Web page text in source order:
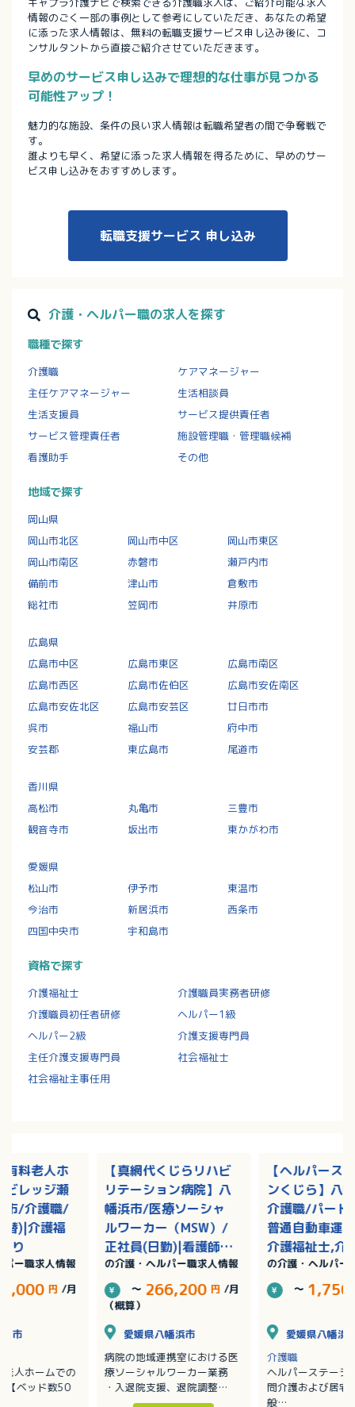
情報のごく一部の事例として参考にしていただき、あなたの希望
に添った求人情報は、無料の転職支援サービス申し込み後に、コ
ンサルタントから直接ご紹介させていただきます。
早めのサービス申し込みで理想的な仕事が見つかる
可能性アップ！
魅力的な施設、条件の良い求人情報は転職希望者の間で争奪戦で
す。
誰よりも早く、希望に添った求人情報を得るために、早めのサー
ビス申し込みをおすすめします。
転職支援サービス 申し込み
介護・ヘルパー職の求人を探す
職種で探す
介護職
ケアマネージャー
主任ケアマネージャー
生活相談員
生活支援員
サービス提供責任者
サービス管理責任者
施設管理職・管理職候補
看護助手
その他
地域で探す
岡山県
岡山市北区
岡山市中区
岡山市東区
岡山市南区
赤磐市
瀬戸内市
備前市
津山市
倉敷市
総社市
笠岡市 井原市
広島県
広島市中区
広島市東区
広島市南区
広島市西区
広島市佐伯区
広島市安佐南区
広島市安佐北区
広島市安芸区
廿日市市
呉市
福山市
府中市
安芸郡
東広島市 尾道市
香川県
高松市
丸亀市
三豊市
観音寺市
坂出市 東かがわ市
愛媛県
松山市
伊予市
東温市
今治市
新居浜市
西条市
四国中央市
宇和島市
資格で探す
介護福祉士
介護職員実務者研修
介護職員初任者研修
ヘルパー1級
ヘルパー2級
介護支援専門員
主任介護支援専門員
社会福祉士
社会福祉主事任用
【真網代くじらリハビ
リテーション病院】八
幡浜市/医療ソーシャ
ルワーカー（MSW）/
正社員(日勤)|看護師,
社会福祉士/賞与あり
の介護・ヘルパー職求人情報
～ 266,200 円 /月
（概算）
愛媛県八幡浜市
病院の地域連携室における医
療ソーシャルワーカー業務
・入退院支援、退院調整
・入退院に関する相談業務
【ヘルパース
ンくじら】八
介護職/パート
普通自動車運
介護福祉士,介
初任者研修（
2級）,介護職
研修（ヘルパ
の介護・ヘルパー
～ 1,750
愛媛県八幡浜
介護職
ヘルパーステーシ
問介護および居宅
般
有料老人ホ
レッジ瀬
市/介護職/
替)|介護福
り
ー職求人情報
円 /月
市
人ホームでの
【ベッド数50